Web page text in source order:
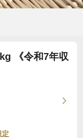
《令和7年収